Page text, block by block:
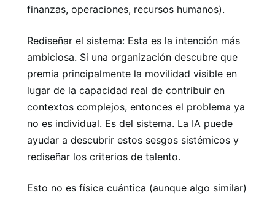
finanzas, operaciones, recursos humanos).
Rediseñar el sistema: Esta es la intención más
ambiciosa. Si una organización descubre que
premia principalmente la movilidad visible en
lugar de la capacidad real de contribuir en
contextos complejos, entonces el problema ya
no es individual. Es del sistema. La IA puede
ayudar a descubrir estos sesgos sistémicos y
rediseñar los criterios de talento.
Esto no es física cuántica (aunque algo similar)